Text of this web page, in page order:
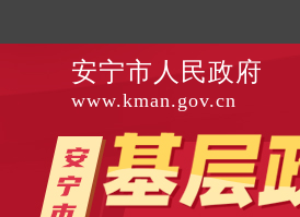
安宁市人民政府
www.kman.gov.cn